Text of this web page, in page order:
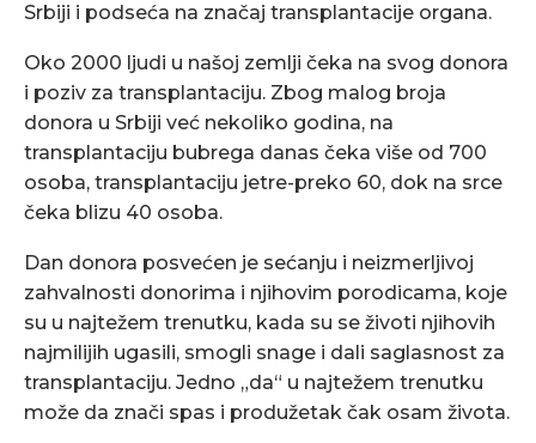
Srbiji i podseća na značaj transplantacije organa.
Oko 2000 ljudi u našoj zemlji čeka na svog donora
i poziv za transplantaciju. Zbog malog broja
donora u Srbiji već nekoliko godina, na
transplantaciju bubrega danas čeka više od 700
osoba, transplantaciju jetre-preko 60, dok na srce
čeka blizu 40 osoba.
Dan donora posvećen je sećanju i neizmerljivoj
zahvalnosti donorima i njihovim porodicama, koje
su u najtežem trenutku, kada su se životi njihovih
najmilijih ugasili, smogli snage i dali saglasnost za
transplantaciju. Jedno „da“ u najtežem trenutku
može da znači spas i produžetak čak osam života.